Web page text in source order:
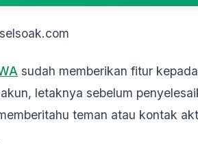
sudah memberikan fitur
letaknya sebelum
teman atau kontak